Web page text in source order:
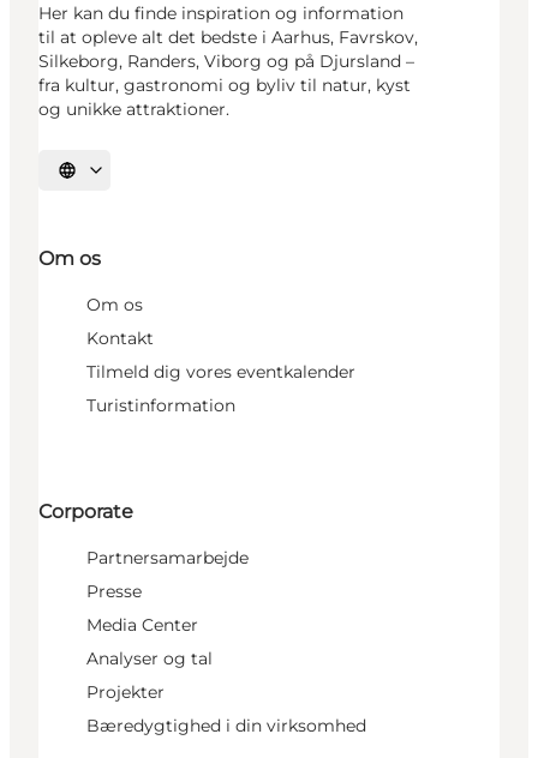
Her kan du finde inspiration og information
til at opleve alt det bedste i Aarhus, Favrskov,
Silkeborg, Randers, Viborg og på Djursland –
fra kultur, gastronomi og byliv til natur, kyst
og unikke attraktioner.
Vælg sprog
Om os
Om os
Kontakt
Tilmeld dig vores eventkalender
Turistinformation
Corporate
Partnersamarbejde
Presse
Media Center
Analyser og tal
Projekter
Bæredygtighed i din virksomhed